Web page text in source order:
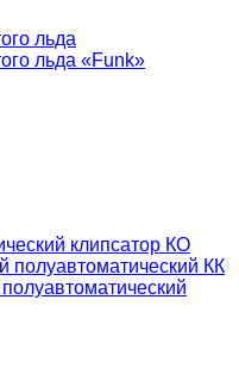
льда
льда «Funk»
клипсатор КО
полуавтоматический КК